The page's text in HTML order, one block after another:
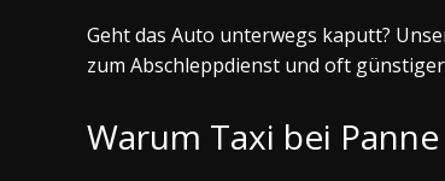
Geht das Auto unterwegs kaputt?
zum Abschleppdienst und oft günstiger
Warum Taxi bei